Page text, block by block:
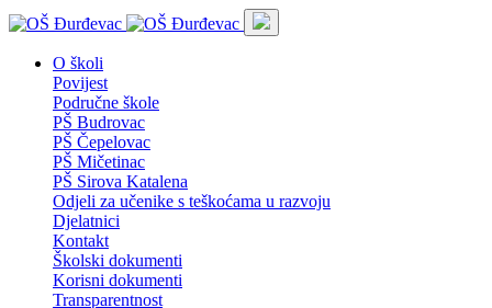
O školi
Povijest
Područne škole
PŠ Budrovac
PŠ Čepelovac
PŠ Mičetinac
PŠ Sirova Katalena
Odjeli za učenike s teškoćama u razvoju
Djelatnici
Kontakt
Školski dokumenti
Korisni dokumenti
Transparentnost